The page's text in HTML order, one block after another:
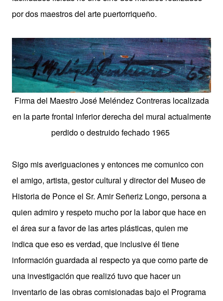
por dos maestros del arte puertorriqueño.
Firma del MaestroJosé Meléndez Contreras localizada
en la parte frontal inferior derecha del mural actualmente
perdido o destruido fechado 1965
Sigo mis averiguaciones y entonces me comunico con
el amigo, artista, gestor cultural y director del Museo de
Historia de Ponce el Sr. Amir Señeriz Longo, persona a
quien admiro y respeto mucho por la labor que hace en
el área sur a favor de las artes plásticas, quien me
indica que eso es verdad, que inclusive él tiene
información guardada al respecto ya que como parte de
una investigación que realizó tuvo que hacer un
inventario de las obras comisionadas bajo el Programa